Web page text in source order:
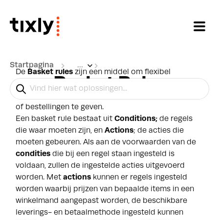
Startpagina ...
Basket Rules
De Basket rules zijn een middel om flexibel
voordelen te geven. Ze bieden een uitgebreide
manier om voordelen geven aan bepaalde klanten
of bestellingen te geven.
Een basket rule bestaat uit Conditions; de regels
die waar moeten zijn, en Actions; de acties die
moeten gebeuren. Als aan de voorwaarden van de
condities die bij een regel staan ingesteld is
voldaan, zullen de ingestelde acties uitgevoerd
worden. Met actions kunnen er regels ingesteld
worden waarbij prijzen van bepaalde items in een
winkelmand aangepast worden, de beschikbare
leverings- en betaalmethode ingesteld kunnen